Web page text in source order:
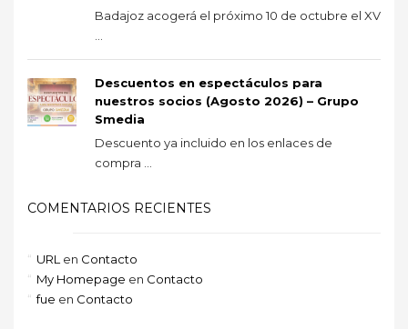
Badajoz acogerá el próximo 10 de octubre el XV
Descuentos en espectáculos para
nuestros socios (Agosto 2026) – Grupo
Smedia
Descuento ya incluido en los enlaces de
compra ...
COMENTARIOS RECIENTES
URL en Contacto
My Homepage en Contacto
fue en Contacto